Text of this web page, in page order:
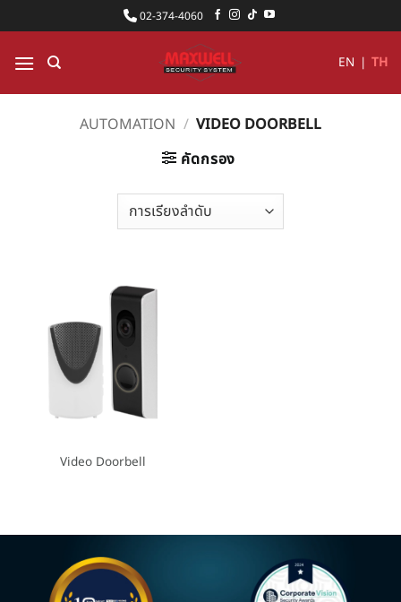
ไป
ยัง
เนื้อหา
02-374-4060
EN | TH
AUTOMATION / VIDEO DOORBELL
คัดกรอง
Video Doorbell